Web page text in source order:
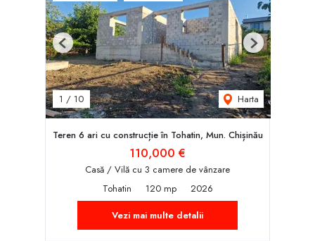
1 / 10 Harta
Previous Next
Teren 6 ari cu construcție în Tohatin, Mun. Chișinău
110,000 €
Casă / Vilă cu 3 camere de vânzare
Tohatin
120 mp
2026
Vezi mai multe detalii